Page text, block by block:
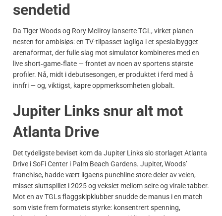
sendetid
Da Tiger Woods og Rory McIlroy lanserte TGL, virket planen
nesten for ambisiøs: en TV-tilpasset lagliga i et spesialbygget
arenaformat, der fulle slag mot simulator kombineres med en
live short‑game‑flate — frontet av noen av sportens største
profiler. Nå, midt i debutsesongen, er produktet i ferd med å
innfri — og, viktigst, kapre oppmerksomheten globalt.
Jupiter Links snur alt mot
Atlanta Drive
Det tydeligste beviset kom da Jupiter Links slo storlaget Atlanta
Drive i SoFi Center i Palm Beach Gardens. Jupiter, Woods’
franchise, hadde vært ligaens punchline store deler av veien,
misset sluttspillet i 2025 og vekslet mellom seire og virale tabber.
Mot en av TGLs flaggskipklubber snudde de manus i en match
som viste frem formatets styrke: konsentrert spenning,